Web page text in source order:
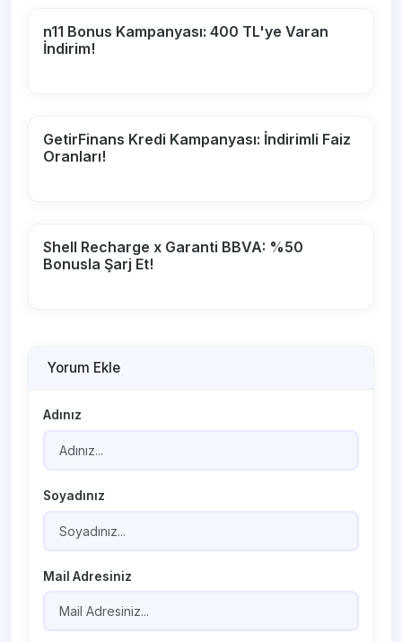
n11 Bonus Kampanyası: 400 TL'ye Varan
İndirim!
GetirFinans Kredi Kampanyası: İndirimli Faiz
Oranları!
Shell Recharge x Garanti BBVA: %50
Bonusla Şarj Et!
Yorum Ekle
Adınız
Soyadınız
Mail Adresiniz